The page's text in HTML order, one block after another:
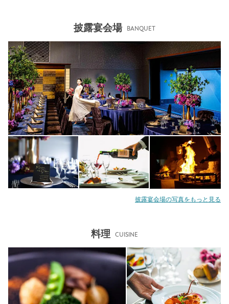
披露宴会場 BANQUET
披露宴会場の写真をもっと見る
料理 CUISINE